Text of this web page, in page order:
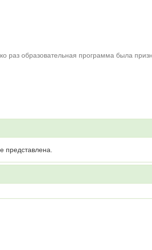
раз образовательная программа была
представлена.